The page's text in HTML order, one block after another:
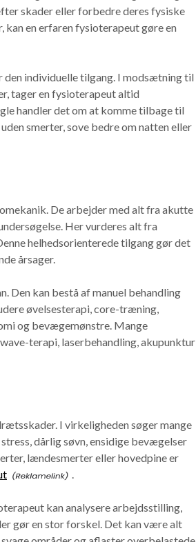
skader eller forbedre deres fysiske
en erfaren fysioterapeut gøre en
den individuelle tilgang. I modsætning til
tager en fysioterapeut altid
handler det om at komme tilbage til
smerter, sove bedre om natten eller
De arbejder med alt fra akutte
Her vurderes alt fra
helhedsorienterede tilgang gør det
årsager.
Den kan bestå af manuel behandling
øvelsesterapi, core-træning,
og bevægemønstre. Mange
terapi, laserbehandling, akupunktur
I virkeligheden søger mange
dårlig søvn, ensidige bevægelser
lændesmerter eller hovedpine er
kan analysere arbejdsstilling,
gør en stor forskel. Det kan være alt